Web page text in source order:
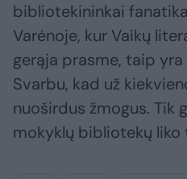
bibliotekininkai
Varėnoje, kur Vaikų
gerąja prasme, taip
Svarbu, kad už
nuoširdus žmogus. Tik
mokyklų bibliotekų liko